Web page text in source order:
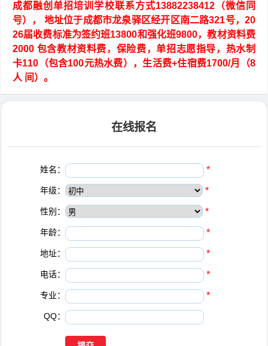
成都融创单招培训学校联系方式13882238412（微信同
号）， 地址位于成都市龙泉驿区经开区南二路321号，20
26届收费标准为签约班13800和强化班9800，教材资料费
2000 包含教材资料费，保险费，单招志愿指导，热水制
卡110（包含100元热水费），生活费+住宿费1700/月（8
人 间）。
在线报名
姓名： *
年级： *
性别： *
年龄： *
地址： *
电话： *
专业： *
QQ：